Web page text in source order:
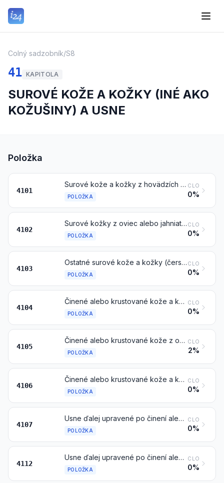
Colný sadzobník/S8
41 KAPITOLA
SUROVÉ KOŽE A KOŽKY (INÉ AKO
KOŽUŠINY) A USNE
Položka
4101
Surové kože a kožky z hovädzích zvierat (vrátane byvolov) alebo koňovitých zvierat (čerstvé alebo solené, sušené, vápnené, piklované alebo inak konzervované, ale nevyčinené, nespracované na pergamen ani ďalej upravené), tiež odchlpené alebo štiepané
POLOŽKA
CLO
0%
4102
Surové kožky z oviec alebo jahniat (čerstvé alebo solené, sušené, vápnené, piklované alebo inak konzervované, ale nevyčinené, nespracované na pergamen ani ďalej upravené), tiež odchlpené alebo štiepané, iné ako kožky vylúčené poznámkou 1 c) k tejto kapitole
POLOŽKA
CLO
0%
4103
Ostatné surové kože a kožky (čerstvé alebo solené, sušené, vápnené, piklované alebo inak konzervované, ale nevyčinené, nespracované na pergamen ani ďalej upravené), tiež odchlpené alebo štiepané, iné ako kože a kožky vylúčené poznámkou 1 b) alebo 1 c) k tejto kapitole
POLOŽKA
CLO
0%
4104
Činené alebo krustované kože a kožky z hovädzích zvierat (vrátane byvolov) alebo koňovitých zvierat, odchlpené, tiež štiepané, ale ďalej neupravené
POLOŽKA
CLO
0%
4105
Činené alebo krustované kože z oviec alebo jahniat, bez vlny, tiež štiepané, ale ďalej neupravené
POLOŽKA
CLO
2%
4106
Činené alebo krustované kože a kožky z ostatných zvierat, bez vlny alebo odchlpené, tiež štiepané, ale ďalej neupravené
POLOŽKA
CLO
0%
4107
Usne ďalej upravené po činení alebo krustovaní, vrátane pergamenových usní, z hovädzích zvierat (vrátane byvolov) alebo koňovitých zvierat, odchlpené, tiež štiepané, iné ako usne položky 4114
POLOŽKA
CLO
0%
4112
Usne ďalej upravené po činení alebo krustovaní, vrátane pergamenových usní, z oviec alebo jahniat, bez vlny, tiež štiepané, iné ako usne položky 4114
POLOŽKA
CLO
0%